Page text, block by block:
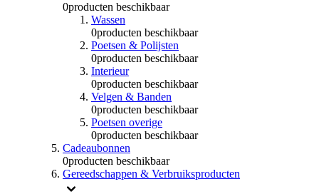
0producten beschikbaar
Wassen
0producten beschikbaar
Poetsen & Polijsten
0producten beschikbaar
Interieur
0producten beschikbaar
Velgen & Banden
0producten beschikbaar
Poetsen overige
0producten beschikbaar
Cadeaubonnen
0producten beschikbaar
Gereedschappen & Verbruiksproducten